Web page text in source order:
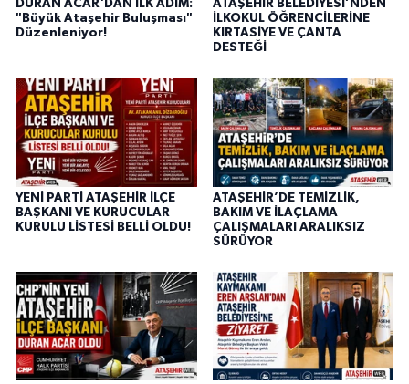
DURAN ACAR'DAN İLK ADIM:
"Büyük Ataşehir Buluşması"
Düzenleniyor!
ATAŞEHİR BELEDİYESİ’NDEN
İLKOKUL ÖĞRENCİLERİNE
KIRTASİYE VE ÇANTA
DESTEĞİ
YENİ PARTİ ATAŞEHİR İLÇE
BAŞKANI VE KURUCULAR
KURULU LİSTESİ BELLİ OLDU!
ATAŞEHİR’DE TEMİZLİK,
BAKIM VE İLAÇLAMA
ÇALIŞMALARI ARALIKSIZ
SÜRÜYOR